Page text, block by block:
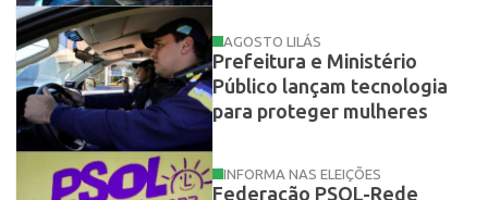
AGOSTO LILÁS
Prefeitura e Ministério
Público lançam tecnologia
para proteger mulheres
INFORMA NAS ELEIÇÕES
Federação PSOL-Rede